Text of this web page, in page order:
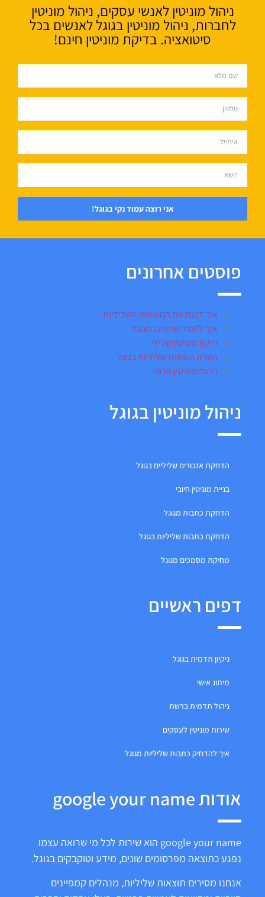
ניהול מוניטין לאנשי עסקים, ניהול מוניטין
לחברות, ניהול מוניטין בגוגל לאנשים בכל
סיטואציה. בדיקת מוניטין חינם!
אני רוצה עמוד נקי בגוגל!
פוסטים אחרונים
איך לנצח את התוצאות השליליות
איך להסיר שיימינג מגוגל
תיקון מוניטין שלילי
הסרת תוצאות שליליות בגוגל
ניהול מוניטין פרטי
ניהול מוניטין בגוגל
הדחקת אזכורים שליליים בגוגל
בניית מוניטין חיובי
הדחקת כתבות מגוגל
הדחקת כתבות שליליות בגוגל
מחיקת מסמכים מגוגל
דפים ראשיים
ניקיון תדמית בגוגל
מיתוג אישי
ניהול תדמית ברשת
שירות מוניטין לעסקים
איך להדחיק כתבות שליליות מגוגל
אודות google your name
google your name הוא שירות לכל מי שרואה עצמו
נפגע כתוצאה מפרסומים שונים, מידע וטוקבקים בגוגל.
אנחנו מסירים תוצאות שליליות, מנהלים קמפיינים